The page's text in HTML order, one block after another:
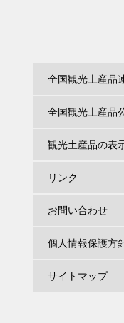
特別審査優秀賞